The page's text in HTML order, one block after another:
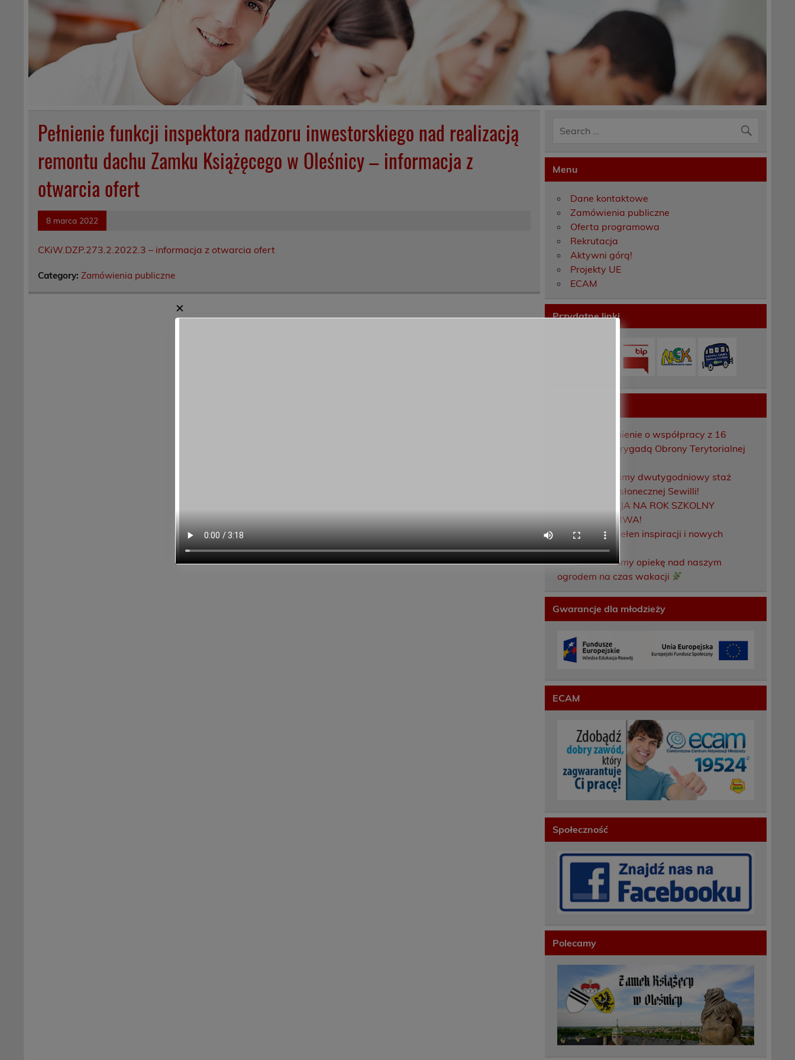
Pełnienie funkcji inspektora nadzoru inwestorskiego nad realizacją
remontu dachu Zamku Książęcego w Oleśnicy – informacja z
otwarcia ofert
8 marca 2022
CKiW.DZP.273.2.2022.3 – informacja z otwarcia ofert
Category:Zamówienia publiczne
Menu
Dane kontaktowe
Zamówienia publiczne
Oferta programowa
Rekrutacja
Aktywni górą!
Projekty UE
ECAM
Przydatne linki
Porozumienie o współpracy z 16
Dolnośląską Brygadą Obrony Terytorialnej
Zakończyliśmy dwutygodniowy staż
zawodowy w słonecznej Sewilli!
REKRUTACJA NA ROK SZKOLNY
2026/2027 TRWA!
Weekend pełen inspiracji i nowych
doświadczeń!
Przekazaliśmy opiekę nad naszym
ogrodem na czas wakacji
Gwarancje dla młodzieży
ECAM
Społeczność
Polecamy
✕